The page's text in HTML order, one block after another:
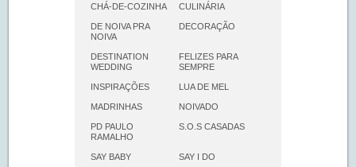
CHÁ-DE-COZINHA CULINÁRIA
DE NOIVA PRA
NOIVA
DECORAÇÃO
DESTINATION
WEDDING
FELIZES PARA
SEMPRE
INSPIRAÇÕES LUA DE MEL
MADRINHAS NOIVADO
PD PAULO
RAMALHO
S.O.S CASADAS
SAY BABY SAY I DO